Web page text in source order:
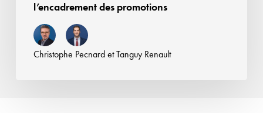
l’encadrement des promotions
Christophe PecnardetTanguy Renault